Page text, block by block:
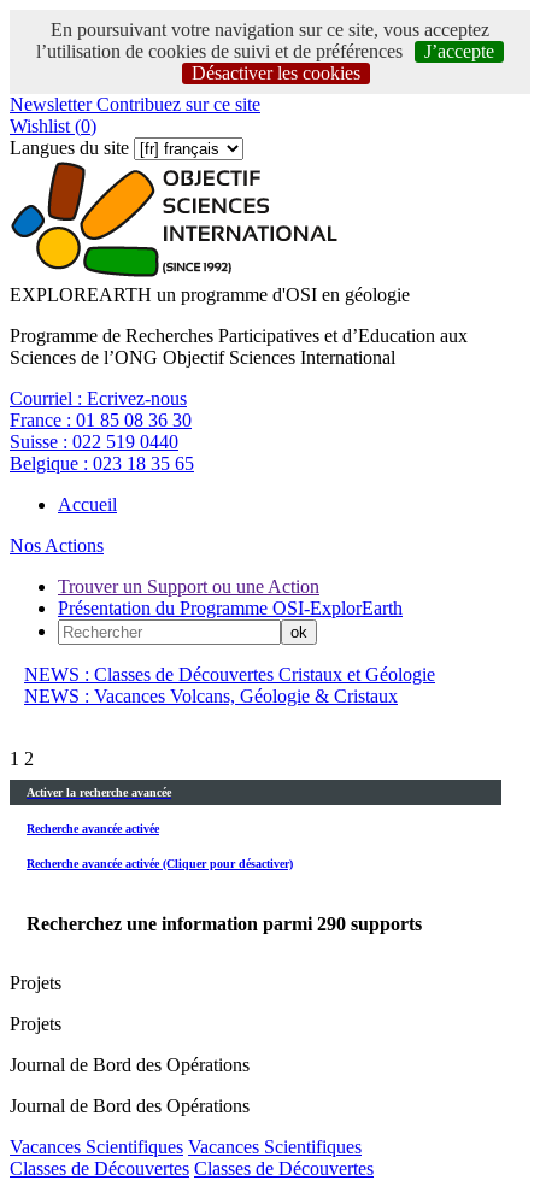
En poursuivant votre navigation sur ce site, vous acceptez
l’utilisation de cookies de suivi et de préférences
J’accepte
Désactiver les cookies
NewsletterContribuez sur ce site
Wishlist (0)
Langues du site
EXPLOREARTH un programme d'OSI en géologie
Programme de Recherches Participatives et d’Education aux
Sciences de l’ONG Objectif Sciences International
Courriel : Ecrivez-nous
France : 01 85 08 36 30
Suisse : 022 519 0440
Belgique : 023 18 35 65
Accueil
Nos Actions
Trouver un Support ou une Action
Présentation du Programme OSI-ExplorEarth
NEWS : Classes de Découvertes Cristaux et Géologie
NEWS : Vacances Volcans, Géologie & Cristaux
1 2
Activer la recherche avancée
Recherche avancée activée
Recherche avancée activée (Cliquer pour désactiver)
Recherchez une information parmi 290 supports
Projets
Projets
Journal de Bord des Opérations
Journal de Bord des Opérations
Vacances Scientifiques Vacances Scientifiques
Classes de Découvertes Classes de Découvertes